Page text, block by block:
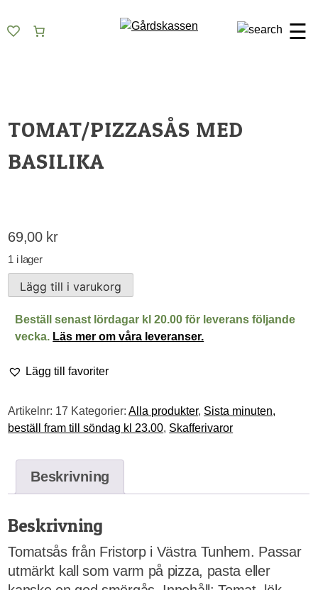
to
☰
TOMAT/PIZZASÅS MED
BASILIKA
69,00 kr
1 i lager
Tomat/pizzasås
med
mängd
Lägg till i varukorg
Beställ senast lördagar kl 20.00 för leverans följande
vecka. Läs mer om våra leveranser.
Lägg till favoriter
Artikelnr: 17 Kategorier:Alla produkter, Sista minuten,
beställ fram till söndag kl 23.00, Skafferivaror
Beskrivning
Beskrivning
Tomatsås från Fristorp i Västra Tunhem. Passar
utmärkt kall som varm på pizza, pasta eller